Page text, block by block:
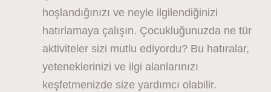
hoşlandığınızı ve neyle ilgilendiğinizi
hatırlamaya çalışın. Çocukluğunuzda ne tür
aktiviteler sizi mutlu ediyordu? Bu hatıralar,
yeteneklerinizi ve ilgi alanlarınızı
keşfetmenizde size yardımcı olabilir.